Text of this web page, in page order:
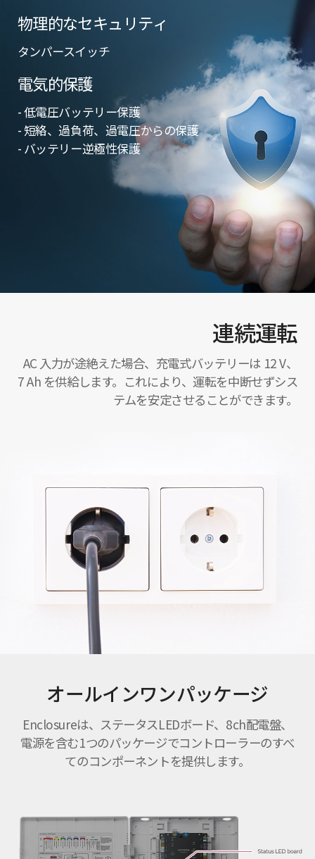
物理的なセキュリティ
タンパースイッチ
電気的保護
- 低電圧バッテリー保護
- 短絡、過負荷、過電圧からの保護
- バッテリー逆極性保護
連続運転
AC 入力が途絶えた場合、充電式バッテリーは 12 V、
7 Ah を供給します。これにより、運転を中断せずシス
テムを安定させることができます。
オールインワンパッケージ
Enclosureは、ステータスLEDボード、8ch配電盤、
電源を含む1つのパッケージでコントローラーのすべ
てのコンポーネントを提供します。